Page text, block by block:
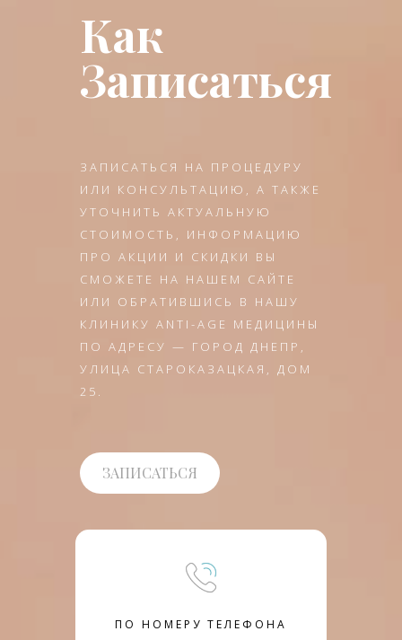
Как
Записаться
ЗАПИСАТЬСЯ НА ПРОЦЕДУРУ
ИЛИ КОНСУЛЬТАЦИЮ, А ТАКЖЕ
УТОЧНИТЬ АКТУАЛЬНУЮ
СТОИМОСТЬ, ИНФОРМАЦИЮ
ПРО АКЦИИ И СКИДКИ ВЫ
СМОЖЕТЕ НА НАШЕМ САЙТЕ
ИЛИ ОБРАТИВШИСЬ В НАШУ
КЛИНИКУ ANTI-AGE МЕДИЦИНЫ
ПО АДРЕСУ — ГОРОД ДНЕПР,
УЛИЦА СТАРОКАЗАЦКАЯ, ДОМ
25.
ЗАПИСАТЬСЯ
ПО НОМЕРУ ТЕЛЕФОНА